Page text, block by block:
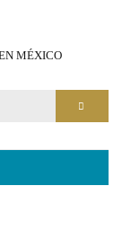
MÉXICO